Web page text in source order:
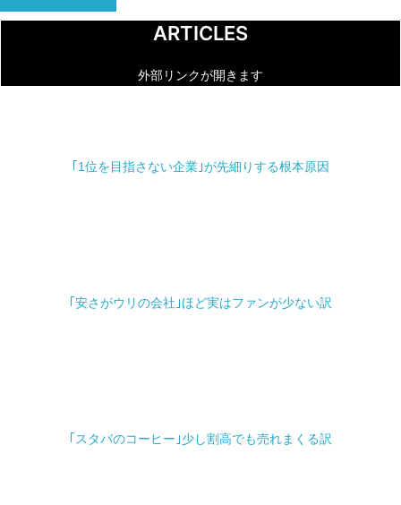
ARTICLES
外部リンクが開きます
｢1位を目指さない企業｣が先細りする根本原因
｢安さがウリの会社｣ほど実はファンが少ない訳
｢スタバのコーヒー｣少し割高でも売れまくる訳